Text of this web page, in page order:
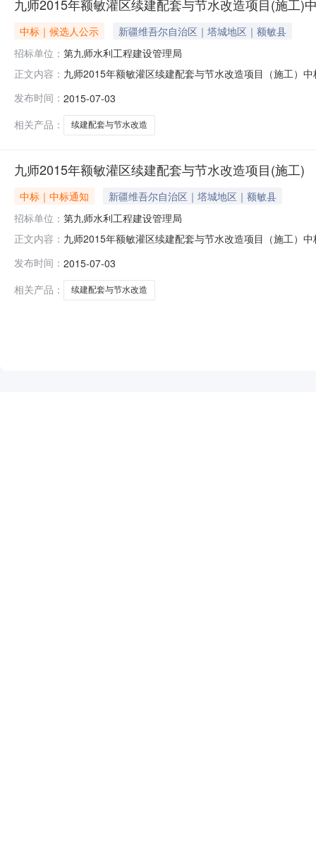
九师2015年额敏灌区续建配套与节水改造项目(施工)
中标｜候选人公示
新疆维吾尔自治区｜塔城地区｜额敏县
招标单位： 第九师水利工程建设管理局
正文内容： 九师2015年额敏灌区续建配套与节水改造项目（施工）
称：九师2015年额敏灌区续建配套与节水改造项目（施
建筑安装有限责任
发布时间： 2015-07-03
相关产品：
续建配套与节水改造
九师2015年额敏灌区续建配套与节水改造项目(施工)
中标｜中标通知
新疆维吾尔自治区｜塔城地区｜额敏县
招标单位： 第九师水利工程建设管理局
正文内容： 九师2015年额敏灌区续建配套与节水改造项目（施工）
称：九师2015年额敏灌区续建配套与节水改造项目（施
建筑安装有限责任
发布时间： 2015-07-03
相关产品：
续建配套与节水改造